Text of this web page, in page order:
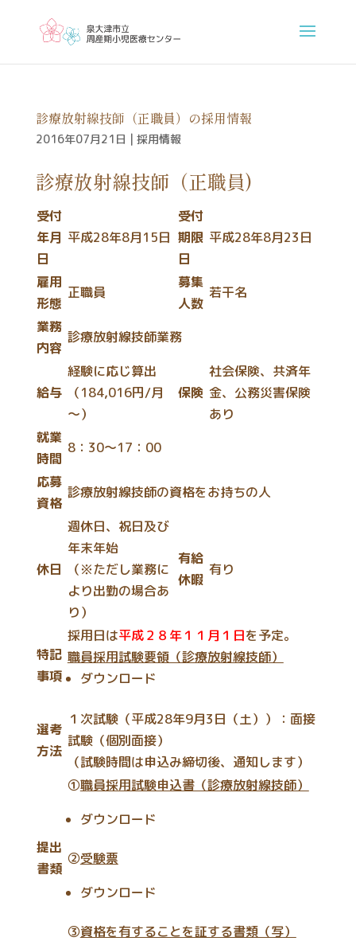
診療放射線技師（正職員）の採用情報
2016年07月21日 | 採用情報
診療放射線技師（正職員)
受付
年月
日
平成28年8月15日
受付
期限
日
平成28年8月23日
雇用
形態
正職員
募集
人数
若干名
業務
内容
診療放射線技師業務
給与
経験に応じ算出
（184,016円/月
～）
保険
社会保険、共済年
金、公務災害保険
あり
就業
時間
8：30～17：00
応募
資格
診療放射線技師の資格をお持ちの人
休日
週休日、祝日及び
年末年始
（※ただし業務に
より出勤の場合あ
り）
有給
休暇
有り
特記
事項
採用日は平成２８年１１月１日を予定。
職員採用試験要領（診療放射線技師）
ダウンロード
選考
方法
１次試験（平成28年9月3日（土））：面接
試験（個別面接）
（試験時間は申込み締切後、通知します）
提出
書類
①職員採用試験申込書（診療放射線技師）
ダウンロード
②受験票
ダウンロード
③資格を有することを証する書類（写）